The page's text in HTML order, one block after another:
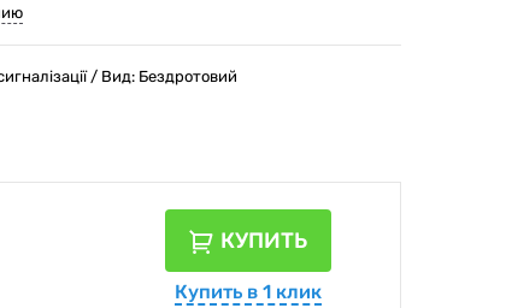
/ Вид: Бездротовий
КУПИТЬ
Купить в 1 клик